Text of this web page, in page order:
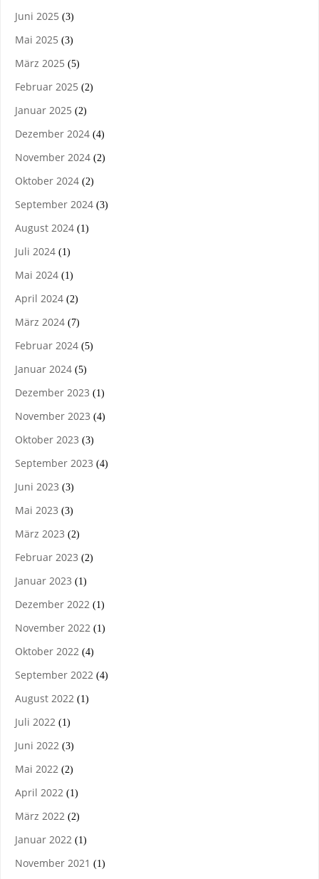
Juni 2025 (3)
Mai 2025 (3)
März 2025 (5)
Februar 2025 (2)
Januar 2025 (2)
Dezember 2024 (4)
November 2024 (2)
Oktober 2024 (2)
September 2024 (3)
August 2024 (1)
Juli 2024 (1)
Mai 2024 (1)
April 2024 (2)
März 2024 (7)
Februar 2024 (5)
Januar 2024 (5)
Dezember 2023 (1)
November 2023 (4)
Oktober 2023 (3)
September 2023 (4)
Juni 2023 (3)
Mai 2023 (3)
März 2023 (2)
Februar 2023 (2)
Januar 2023 (1)
Dezember 2022 (1)
November 2022 (1)
Oktober 2022 (4)
September 2022 (4)
August 2022 (1)
Juli 2022 (1)
Juni 2022 (3)
Mai 2022 (2)
April 2022 (1)
März 2022 (2)
Januar 2022 (1)
November 2021 (1)